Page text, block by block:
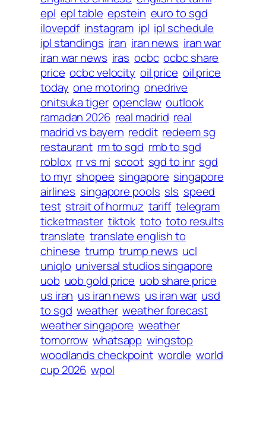
epl epl table epstein euro to sgd
ilovepdf instagram ipl ipl schedule
ipl standings iran iran news iran war
iran war news iras ocbc ocbc share
price ocbc velocity oil price oil price
today one motoring onedrive
onitsuka tiger openclaw outlook
ramadan 2026 real madrid real
madrid vs bayern reddit redeem sg
restaurant rm to sgd rmb to sgd
roblox rr vs mi scoot sgd to inr sgd
to myr shopee singapore singapore
airlines singapore pools sls speed
test strait of hormuz tariff telegram
ticketmaster tiktok toto toto results
translate translate english to
chinese trump trump news ucl
uniqlo universal studios singapore
uob uob gold price uob share price
us iran us iran news us iran war usd
to sgd weather weather forecast
weather singapore weather
tomorrow whatsapp wingstop
woodlands checkpoint wordle world
cup 2026 wpol